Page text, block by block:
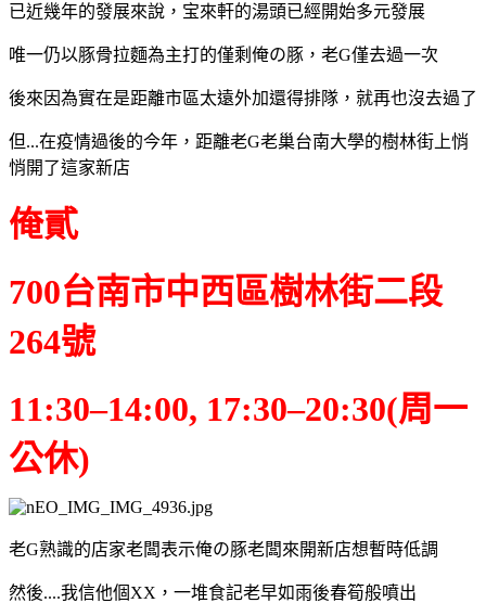
已近幾年的發展來說，宝來軒的湯頭已經開始多元發展
唯一仍以豚骨拉麵為主打的僅剩俺の豚，老G僅去過一次
後來因為實在是距離市區太遠外加還得排隊，就再也沒去過了
但...在疫情過後的今年，距離老G老巢台南大學的樹林街上悄
悄開了這家新店
俺貳
700台南市中西區樹林街二段
264號
11:30–14:00, 17:30–20:30(周一
公休)
老G熟識的店家老闆表示俺の豚老闆來開新店想暫時低調
然後....我信他個XX，一堆食記老早如雨後春筍般噴出